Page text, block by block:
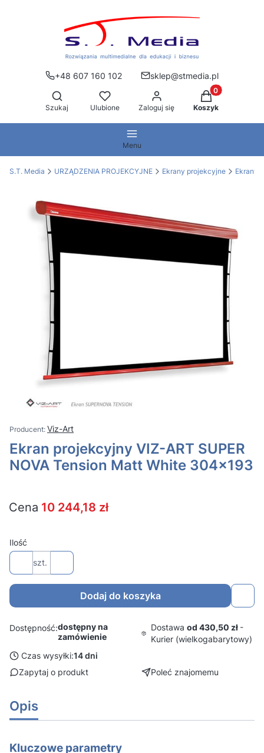
+48 607 160 102
sklep@stmedia.pl
Otwórz wyszukiwarkę
Szukaj Ulubione Zaloguj się
Produkty w
Koszyk
Menu
S.T. Media URZĄDZENIA PROJEKCYJNE Ekrany projekcyjne Ekrany
Viz-Art
Ekran projekcyjny VIZ-ART SUPER
NOVA Tension Matt White 304x193
Cena 10 244,18 zł
Ilość
szt.
Dodaj do koszyka
Dostępność:dostępny na
zamówienie
Dostawaod 430,50 zł -
Kurier (wielkogabarytowy)
Czas wysyłki:14 dni
Zapytaj o produkt
Poleć znajomemu
Opis
Kluczowe parametry